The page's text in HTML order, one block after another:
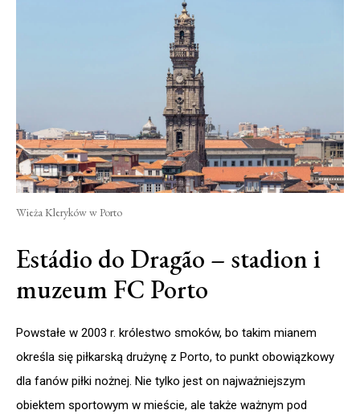
Wieża Kleryków w Porto
Estádio do Dragão – stadion i
muzeum FC Porto
Powstałe w 2003 r. królestwo smoków, bo takim mianem
określa się piłkarską drużynę z Porto, to punkt obowiązkowy
dla fanów piłki nożnej. Nie tylko jest on najważniejszym
obiektem sportowym w mieście, ale także ważnym pod